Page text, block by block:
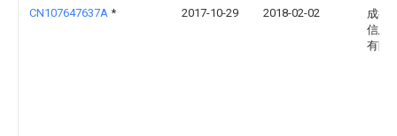
CN107647637A * 2017-10-29 2018-02-02
成都
信息
有限